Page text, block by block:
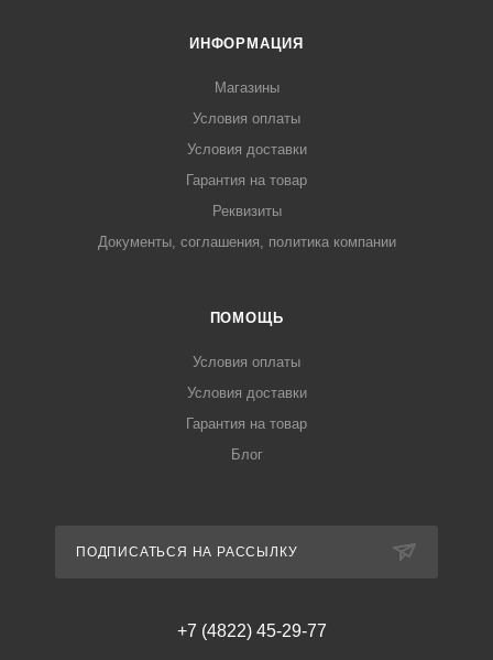
ИНФОРМАЦИЯ
Магазины
Условия оплаты
Условия доставки
Гарантия на товар
Реквизиты
Документы, соглашения, политика компании
ПОМОЩЬ
Условия оплаты
Условия доставки
Гарантия на товар
Блог
ПОДПИСАТЬСЯ НА РАССЫЛКУ
+7 (4822) 45-29-77